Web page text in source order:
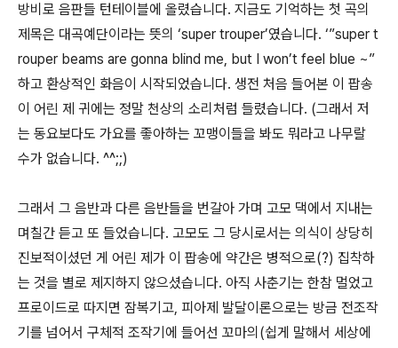
방비로 음판들 턴테이블에 올렸습니다. 지금도 기억하는 첫 곡의
제목은 대곡예단이라는 뜻의 ‘super trouper’였습니다. ‘”super t
rouper beams are gonna blind me, but I won’t feel blue ~”
하고 환상적인 화음이 시작되었습니다. 생전 처음 들어본 이 팝송
이 어린 제 귀에는 정말 천상의 소리처럼 들렸습니다. (그래서 저
는 동요보다도 가요를 좋아하는 꼬맹이들을 봐도 뭐라고 나무랄
수가 없습니다. ^^;;)
그래서 그 음반과 다른 음반들을 번갈아 가며 고모 댁에서 지내는
며칠간 듣고 또 들었습니다. 고모도 그 당시로서는 의식이 상당히
진보적이셨던 게 어린 제가 이 팝송에 약간은 병적으로(?) 집착하
는 것을 별로 제지하지 않으셨습니다. 아직 사춘기는 한참 멀었고
프로이드로 따지면 잠복기고, 피아제 발달이론으로는 방금 전조작
기를 넘어서 구체적 조작기에 들어선 꼬마의(쉽게 말해서 세상에